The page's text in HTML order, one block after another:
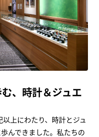
、時計＆ジュエ
上にわたり、時計とジュ
んできました。私たちの